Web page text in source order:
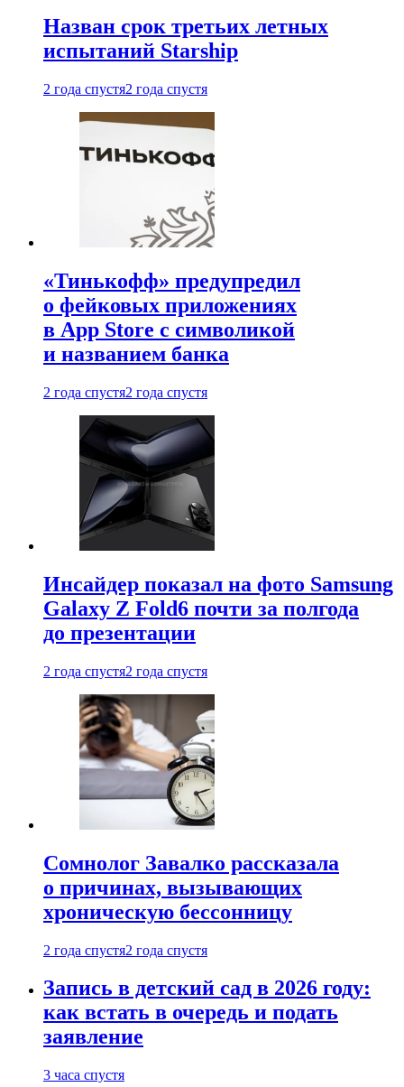
Назван срок третьих летных
испытаний Starship
2 года спустя2 года спустя
«Тинькофф» предупредил
о фейковых приложениях
в App Store с символикой
и названием банка
2 года спустя2 года спустя
Инсайдер показал на фото Samsung
Galaxy Z Fold6 почти за полгода
до презентации
2 года спустя2 года спустя
Сомнолог Завалко рассказала
о причинах, вызывающих
хроническую бессонницу
2 года спустя2 года спустя
Запись в детский сад в 2026 году:
как встать в очередь и подать
заявление
3 часа спустя